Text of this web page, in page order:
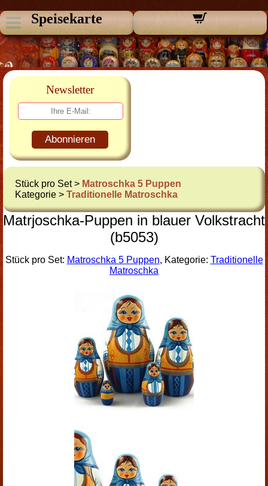
Speisekarte
Newsletter
Abonnieren
Stück pro Set > Matroschka 5 Puppen
Kategorie > Traditionelle Matroschka
Matrjoschka-Puppen in blauer Volkstracht
(b5053)
Stück pro Set: Matroschka 5 Puppen, Kategorie: Traditionelle
Matroschka